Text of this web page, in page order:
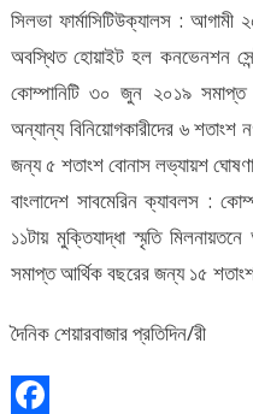
সিলভা ফার্মাসিটিউক্যালস : আগামী
অবস্থিত হোয়াইট হল কনভেনশন
কোম্পানিটি ৩০ জুন ২০১৯ সমাপ্ত
অন্যান্য বিনিয়োগকারীদের ৬ শতাংশ
জন্য ৫ শতাংশ বোনাস লভ্যায়শ
বাংলাদেশ সাবমেরিন ক্যাবলস :
১১টায় মুক্তিযাদ্ধা স্মৃতি
সমাপ্ত আর্থিক বছরের জন্য ১৫
দৈনিক শেয়ারবাজার প্রতিদিন/রী